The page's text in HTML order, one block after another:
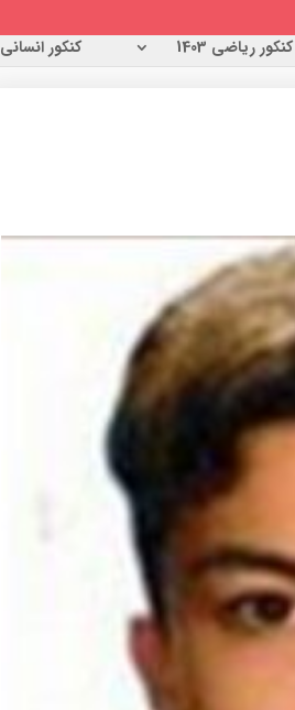
کنکور ریاضی 1403 کنکور انسانی 1403